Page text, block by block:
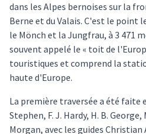
dans les Alpes bernoises sur la
Berne et du Valais. C'est le point
le Mönch et la Jungfrau, à 3 471
souvent appelé le « toit de
touristiques et comprend la
haute d'Europe.
La première traversée a été faite
Stephen, F. J. Hardy, H. B.
Morgan, avec les guides